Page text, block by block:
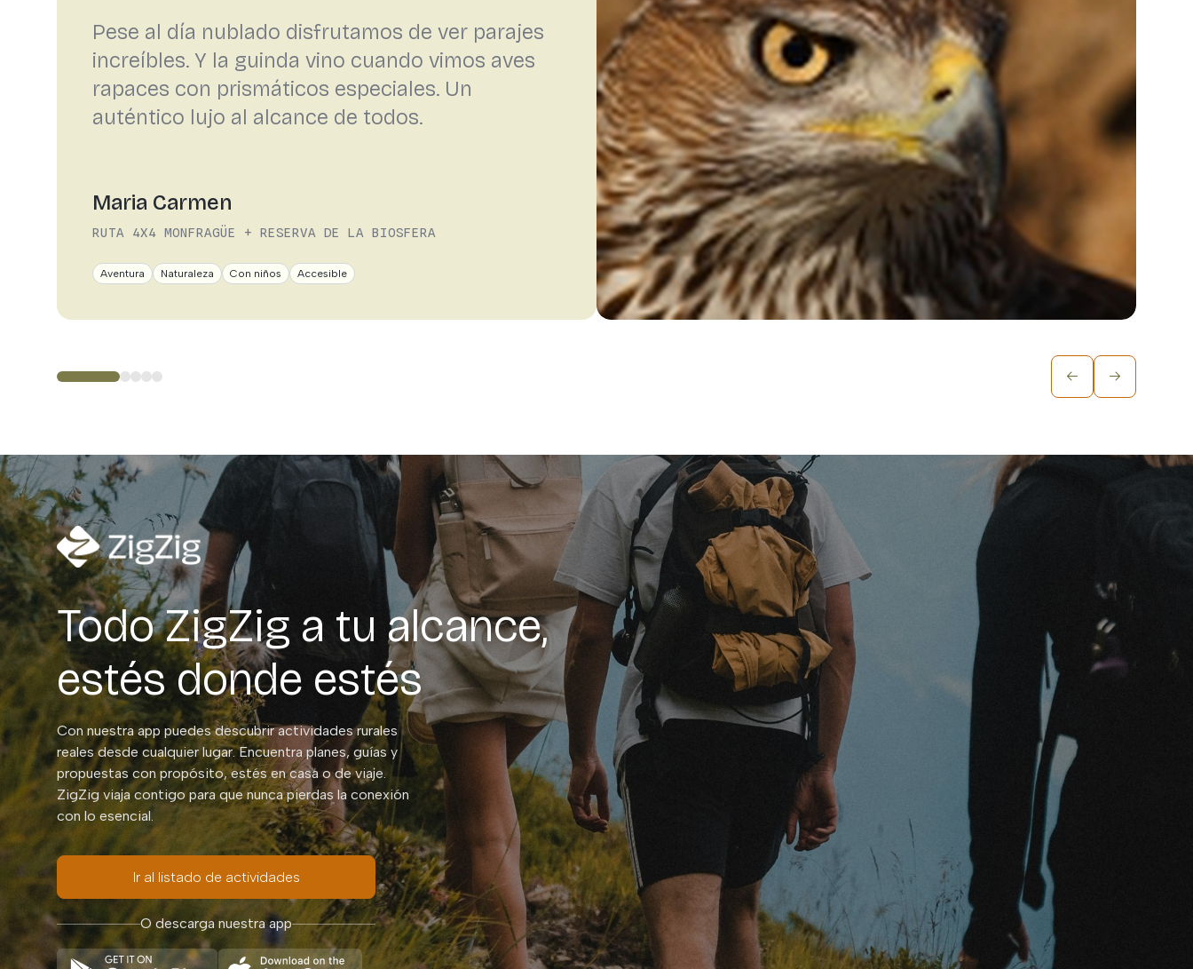
Pese al día nublado disfrutamos de ver parajes
increíbles. Y la guinda vino cuando vimos aves
rapaces con prismáticos especiales. Un
auténtico lujo al alcance de todos.
Maria Carmen
RUTA 4X4 MONFRAGÜE + RESERVA DE LA BIOSFERA
Aventura Naturaleza Con niños Accesible
Todo ZigZig a tu alcance,
estés donde estés
Con nuestra app puedes descubrir actividades rurales
reales desde cualquier lugar. Encuentra planes, guías y
propuestas con propósito, estés en casa o de viaje.
ZigZig viaja contigo para que nunca pierdas la conexión
con lo esencial.
Ir al listado de actividades
O descarga nuestra app